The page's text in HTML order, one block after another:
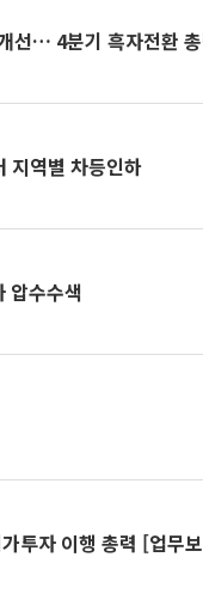
선… 4분기 흑자전환
지역별 차등인하
압수수색
투자 이행 총력 [업무